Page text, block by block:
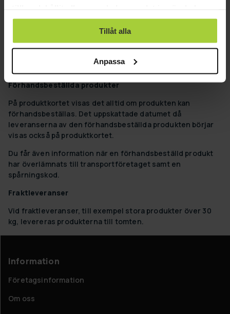
använt deras tjänster.
Tillåt alla
Anpassa
aktiveras. Leveransen skannas in första gången vid
leveransbolagets logistikcenter, och därför aktiveras
om spårningen inte har uppdaterats efter
Förhandsbeställda produkter
På produktkortet visas det alltid om produkten kan
förhandsbeställas. Det uppskattade datumet då
leveranserna av den förhandsbeställda produkten börjar
visas också på produktkortet.
Du får även information när en förhandsbeställd produkt
har överlämnats till transportföretaget samt en
spårningskod.
Fraktleveranser
Vid fraktleveranser, till exempel stora produkter över 30
kg, levereras produkterna till tomten.
Information
Företagsinformation
Om oss